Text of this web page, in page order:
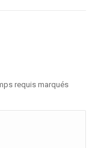
requis marqués